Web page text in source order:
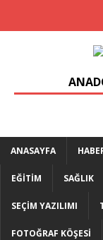
ANASAYFA
EĞITIM SAĞLIK
SEÇIM YAZILIMI
FOTOĞRAF KÖŞESI